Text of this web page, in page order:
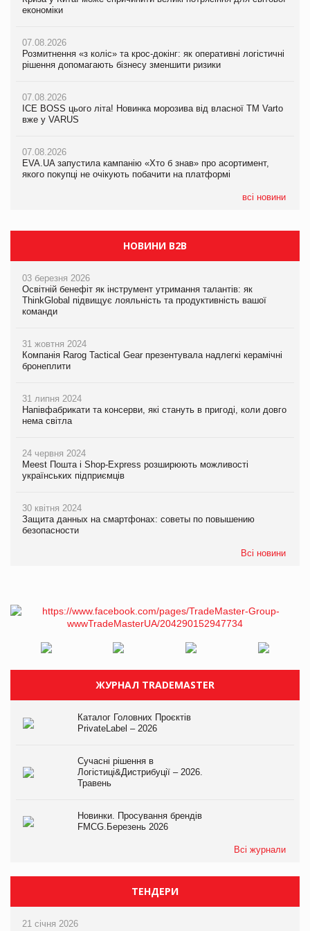
економіки
07.08.2026
Розмитнення «з коліс» та крос-докінг: як оперативні логістичні
рішення допомагають бізнесу зменшити ризики
07.08.2026
ICE BOSS цього літа! Новинка морозива від власної ТМ Varto
вже у VARUS
07.08.2026
EVA.UA запустила кампанію «Хто б знав» про асортимент,
якого покупці не очікують побачити на платформі
всі новини
ICE BOSS цього літа! Новинка морозива від власної ТМ Varto
07.08.2026
EVA.UA запустила кампанію «Хто б знав» про асортимент,
06.08.2026
Смачна новинка для хвостатих: у VARUS з’явилися паучі
05.08.2026
Мережа супермаркетів VARUS купує мережу магазинів
економіки
07.08.2026
Kraft Heinz скоротила збиток у першому півріччі
Продажі Hugo Boss впали на 9%
НОВИНИ B2B
03 березня 2026
Освітній бенефіт як інструмент утримання талантів: як
ThinkGlobal підвищує лояльність та продуктивність вашої
команди
31 жовтня 2024
Компанія Rarog Tactical Gear презентувала надлегкі керамічні
бронеплити
31 липня 2024
Напівфабрикати та консерви, які стануть в пригоді, коли довго
нема світла
24 червня 2024
Meest Пошта і Shop-Express розширюють можливості
українських підприємців
30 квітня 2024
Защита данных на смартфонах: советы по повышению
безопасности
Всі новини
ЖУРНАЛ TRADEMASTER
Каталог Головних Проєктів
PrivateLabel – 2026
Сучасні рішення в
Логістиці&Дистрибуції – 2026.
Травень
Новинки. Просування брендів
FMCG.Березень 2026
Всі журнали
ТЕНДЕРИ
21 січня 2026